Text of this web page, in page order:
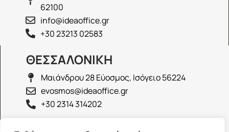
62100
info@ideaoffice.gr
+30 23213 02583
ΘΕΣΣΑΛΟΝΙΚΗ
Μαιάνδρου 28 Εύοσμος, Ισόγειο 56224
evosmos@ideaoffice.gr
+30 2314 314202